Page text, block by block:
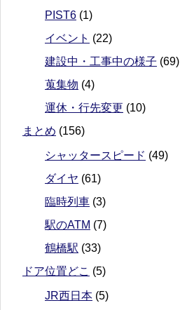
PIST6 (1)
イベント (22)
建設中・工事中の様子 (69)
蒐集物 (4)
運休・行先変更 (10)
まとめ (156)
シャッタースピード (49)
ダイヤ (61)
臨時列車 (3)
駅のATM (7)
鶴橋駅 (33)
ドア位置どこ (5)
JR西日本 (5)